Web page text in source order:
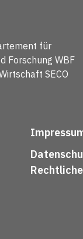
für
Forschung WBF
SECO